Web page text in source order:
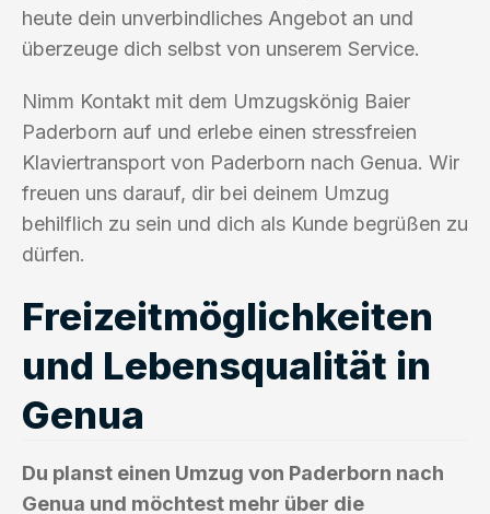
heute dein unverbindliches Angebot an und
überzeuge dich selbst von unserem Service.
Nimm Kontakt mit dem Umzugskönig Baier
Paderborn auf und erlebe einen stressfreien
Klaviertransport von Paderborn nach Genua. Wir
freuen uns darauf, dir bei deinem Umzug
behilflich zu sein und dich als Kunde begrüßen zu
dürfen.
Freizeitmöglichkeiten
und Lebensqualität in
Genua
Du planst einen Umzug von Paderborn nach
Genua und möchtest mehr über die